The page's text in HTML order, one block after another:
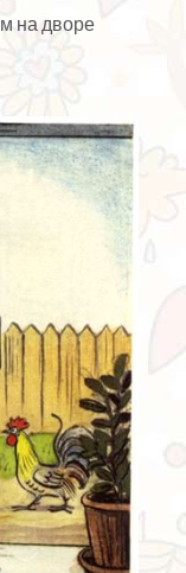
на дворе